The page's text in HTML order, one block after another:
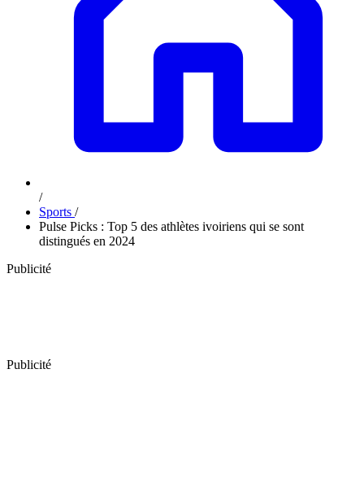
/
Sports /
Pulse Picks : Top 5 des athlètes ivoiriens qui se sont
distingués en 2024
Publicité
Publicité